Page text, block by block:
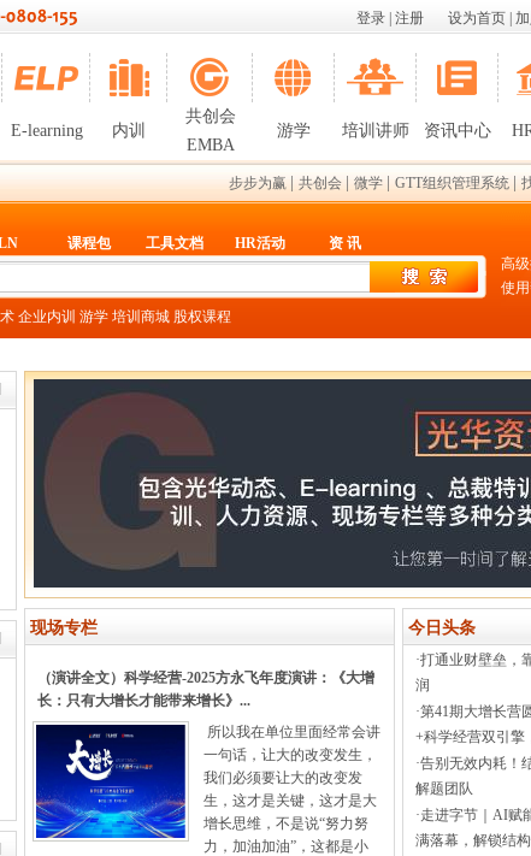
设为首页
登录 注册
E-learning 内训
共创会
EMBA
游学 培训讲师 资讯中心
步步为赢 共创会 微学 GTT组织管理系统
课程包 工具文档 HR活动 资 讯
企业内训 游学 培训商城 股权课程
高
使
现场专栏
（演讲全文）科学经营-2025方永飞年度演讲：《大增
长：只有大增长才能带来增长》...
所以我在单位里面经常会讲
一句话，让大的改变发生，
我们必须要让大的改变发
生，这才是关键，这才是大
增长思维，不是说“努力努
力，加油加油”，这都是小
今日头条
·打通业财壁垒，
润
·第41期大增长营
+科学经营双引擎
·告别无效内耗！
解题团队
·走进字节｜AI赋
满落幕，解锁结